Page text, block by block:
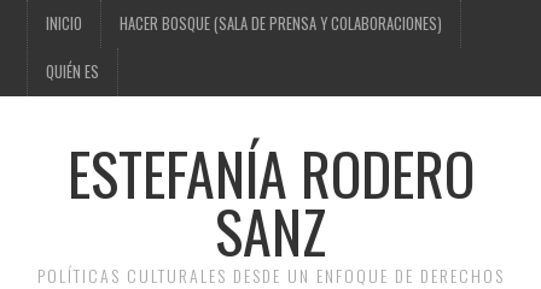
INICIO HACER BOSQUE (SALA DE PRENSA Y COLABORACIONES)
QUIÉN ES
ESTEFANÍA RODERO
SANZ
POLÍTICAS CULTURALES DESDE UN ENFOQUE DE DERECHOS